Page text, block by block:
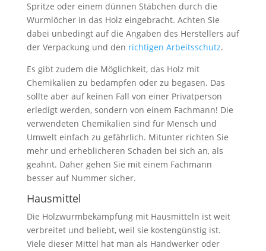
Spritze oder einem dünnen Stäbchen durch die
Wurmlöcher in das Holz eingebracht. Achten Sie
dabei unbedingt auf die Angaben des Herstellers auf
der Verpackung und den richtigen Arbeitsschutz.
Es gibt zudem die Möglichkeit, das Holz mit
Chemikalien zu bedampfen oder zu begasen. Das
sollte aber auf keinen Fall von einer Privatperson
erledigt werden, sondern von einem Fachmann! Die
verwendeten Chemikalien sind für Mensch und
Umwelt einfach zu gefährlich. Mitunter richten Sie
mehr und erheblicheren Schaden bei sich an, als
geahnt. Daher gehen Sie mit einem Fachmann
besser auf Nummer sicher.
Hausmittel
Die Holzwurmbekämpfung mit Hausmitteln ist weit
verbreitet und beliebt, weil sie kostengünstig ist.
Viele dieser Mittel hat man als Handwerker oder